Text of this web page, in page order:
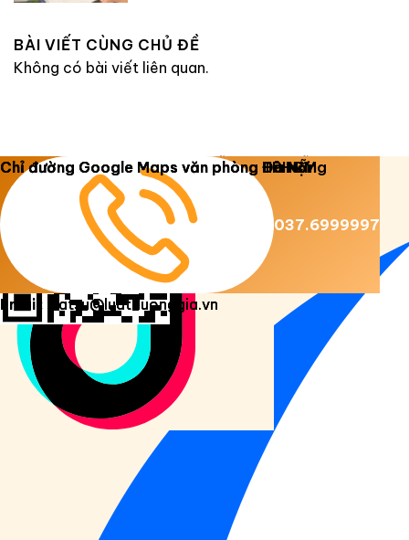
BÀI VIẾT CÙNG CHỦ ĐỀ
Không có bài viết liên quan.
Copyright 2026 © Luật Dương Gia